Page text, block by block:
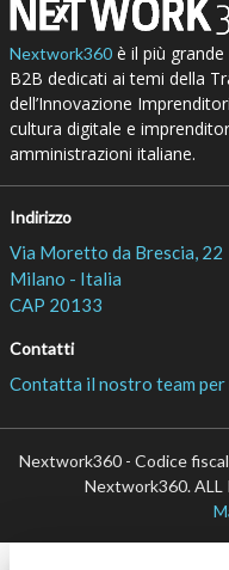
Nextwork360è il più
B2B dedicati ai temi della
dell’Innovazione
cultura digitale e
amministrazioni italiane.
Indirizzo
Via Moretto da Brescia, 22
Milano - Italia
CAP 20133
Contatti
Contatta il nostro team
Nextwork360 - Codice
Nextwork360. ALL